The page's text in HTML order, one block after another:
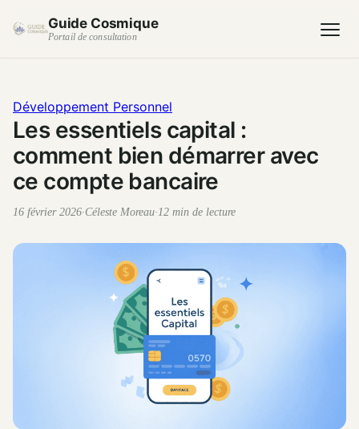
Guide Cosmique
Portail de consultation
Développement Personnel
Les essentiels capital :
comment bien démarrer avec
ce compte bancaire
16 février 2026·Céleste Moreau·12 min de lecture